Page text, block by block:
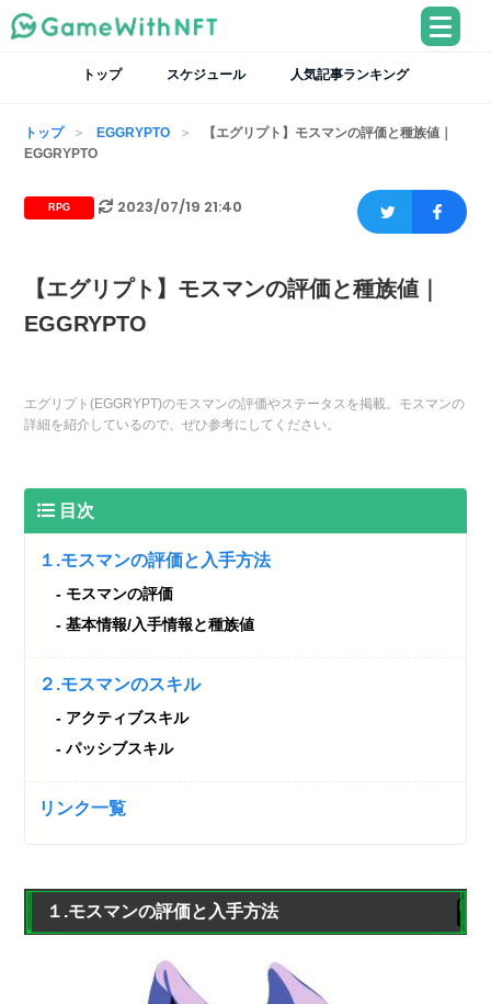
トップ スケジュール 人気記事ランキング
トップ EGGRYPTO
【エグリプト】モスマンの評価と種族値｜
EGGRYPTO
RPG 2023/07/19 21:40
【エグリプト】モスマンの評価と種族値｜
EGGRYPTO
エグリプト(EGGRYPT)のモスマンの評価やステータスを掲載。モスマンの
詳細を紹介しているので、ぜひ参考にしてください。
目次
１.モスマンの評価と入手方法
モスマンの評価
基本情報/入手情報と種族値
２.モスマンのスキル
アクティブスキル
パッシブスキル
リンク一覧
１.モスマンの評価と入手方法